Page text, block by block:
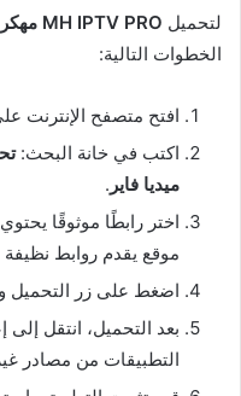
لتحميل MH IPTV PRO مهكر
الخطوات التالية:
افتح متصفح الإنترنت
اكتب في خانة البحث:
ميديا فاير .
موقع يقدم روابط نظيفة
اضغط على زر التحميل
بعد التحميل، انتقل
التطبيقات من مصادر